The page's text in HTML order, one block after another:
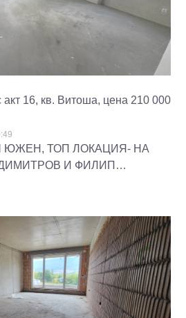
акт 16, кв. Витоша, цена 210 000
ЮЖЕН, ТОП ЛОКАЦИЯ- НА
И ФИЛИП…